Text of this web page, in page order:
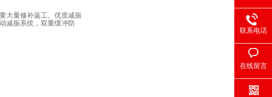
大量修补返工。优质减振
减振系统，双重缓冲防
联系电话
在线留言